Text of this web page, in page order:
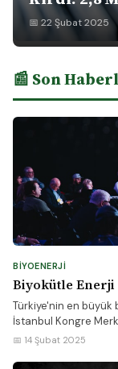
📅 22 Şubat 2025
📰 Son
BIYOENERJI
Biyokütle
Türkiye'nin en büyük
İstanbul Kongre
📅 14 Şubat 2025